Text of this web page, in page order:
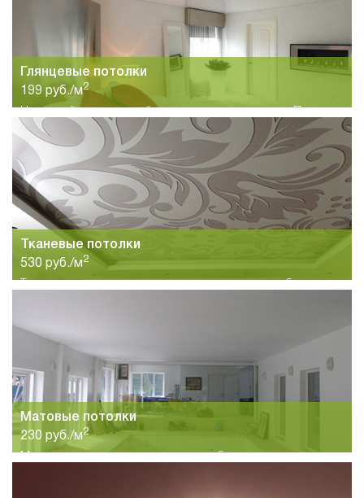
Глянцевые потолки
199 руб./м2
Большой выбор цветов и высокое качество по
привлекательной цене..
Тканевые потолки
530 руб./м 2
Матовые потолки
230 руб./м 2